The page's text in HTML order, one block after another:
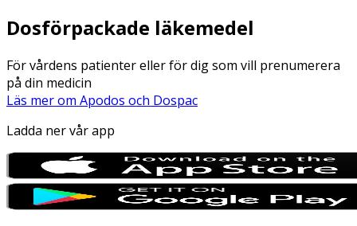
Dosförpackade läkemedel
För vårdens patienter eller för dig som vill prenumerera
på din medicin
Läs mer om Apodos och Dospac
Ladda ner vår app